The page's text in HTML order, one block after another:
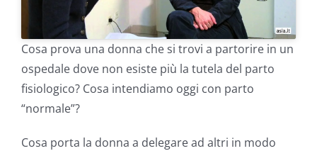
Cosa prova una donna che si trovi a partorire in un
ospedale dove non esiste più la tutela del parto
fisiologico? Cosa intendiamo oggi con parto
“normale”?
Cosa porta la donna a delegare ad altri in modo